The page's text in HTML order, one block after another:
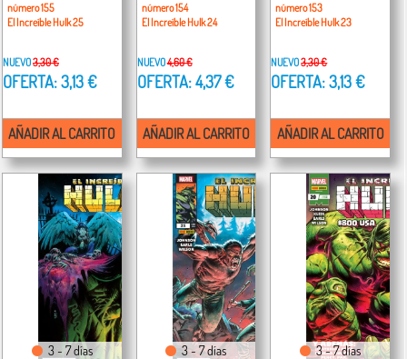
número 155
El Increíble Hulk 25
NUEVO3,30 €
OFERTA: 3,13 €
AÑADIR AL CARRITO
número 154
El Increíble Hulk 24
NUEVO4,60 €
OFERTA: 4,37 €
AÑADIR AL CARRITO
número 153
El Increíble Hulk 23
NUEVO3,30 €
OFERTA: 3,13 €
AÑADIR AL CARRITO
3 - 7 días
3 - 7 días
3 - 7 días